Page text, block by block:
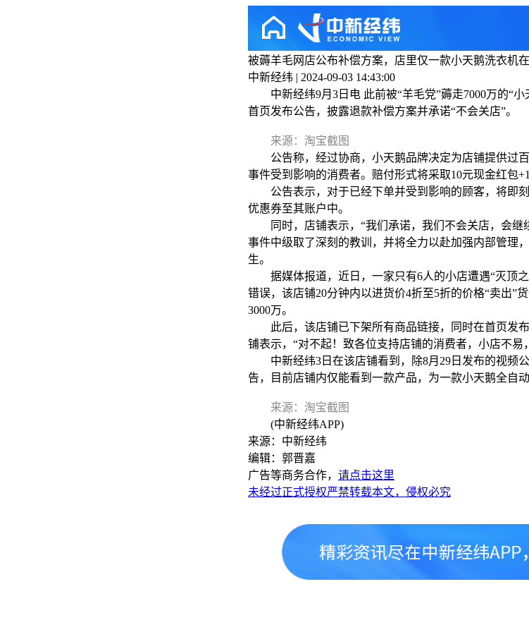
被薅羊毛网店公布补偿方案，店里仅一款小天鹅洗衣机
中新经纬 | 2024-09-03 14:43:00
中新经纬9月3日电 此前被“羊毛党”薅走7000万的“小
首页发布公告，披露退款补偿方案并承诺“不会关店”。
来源：淘宝截图
公告称，经过协商，小天鹅品牌决定为店铺提供过百
事件受到影响的消费者。赔付形式将采取10元现金红包
公告表示，对于已经下单并受到影响的顾客，将即刻
优惠券至其账户中。
同时，店铺表示，“我们承诺，我们不会关店，会继
事件中级取了深刻的教训，并将全力以赴加强内部管理
生。
据媒体报道，近日，一家只有6人的小店遭遇“灭顶之
错误，该店铺20分钟内以进货价4折至5折的价格“卖出”
3000万。
此后，该店铺已下架所有商品链接，同时在首页发
铺表示，“对不起！致各位支持店铺的消费者，小店不易
中新经纬3日在该店铺看到，除8月29日发布的视频
告，目前店铺内仅能看到一款产品，为一款小天鹅全自
来源：淘宝截图
(中新经纬APP)
来源：中新经纬
编辑：郭晋嘉
广告等商务合作， 请点击这里
未经过正式授权严禁转载本文，侵权必究